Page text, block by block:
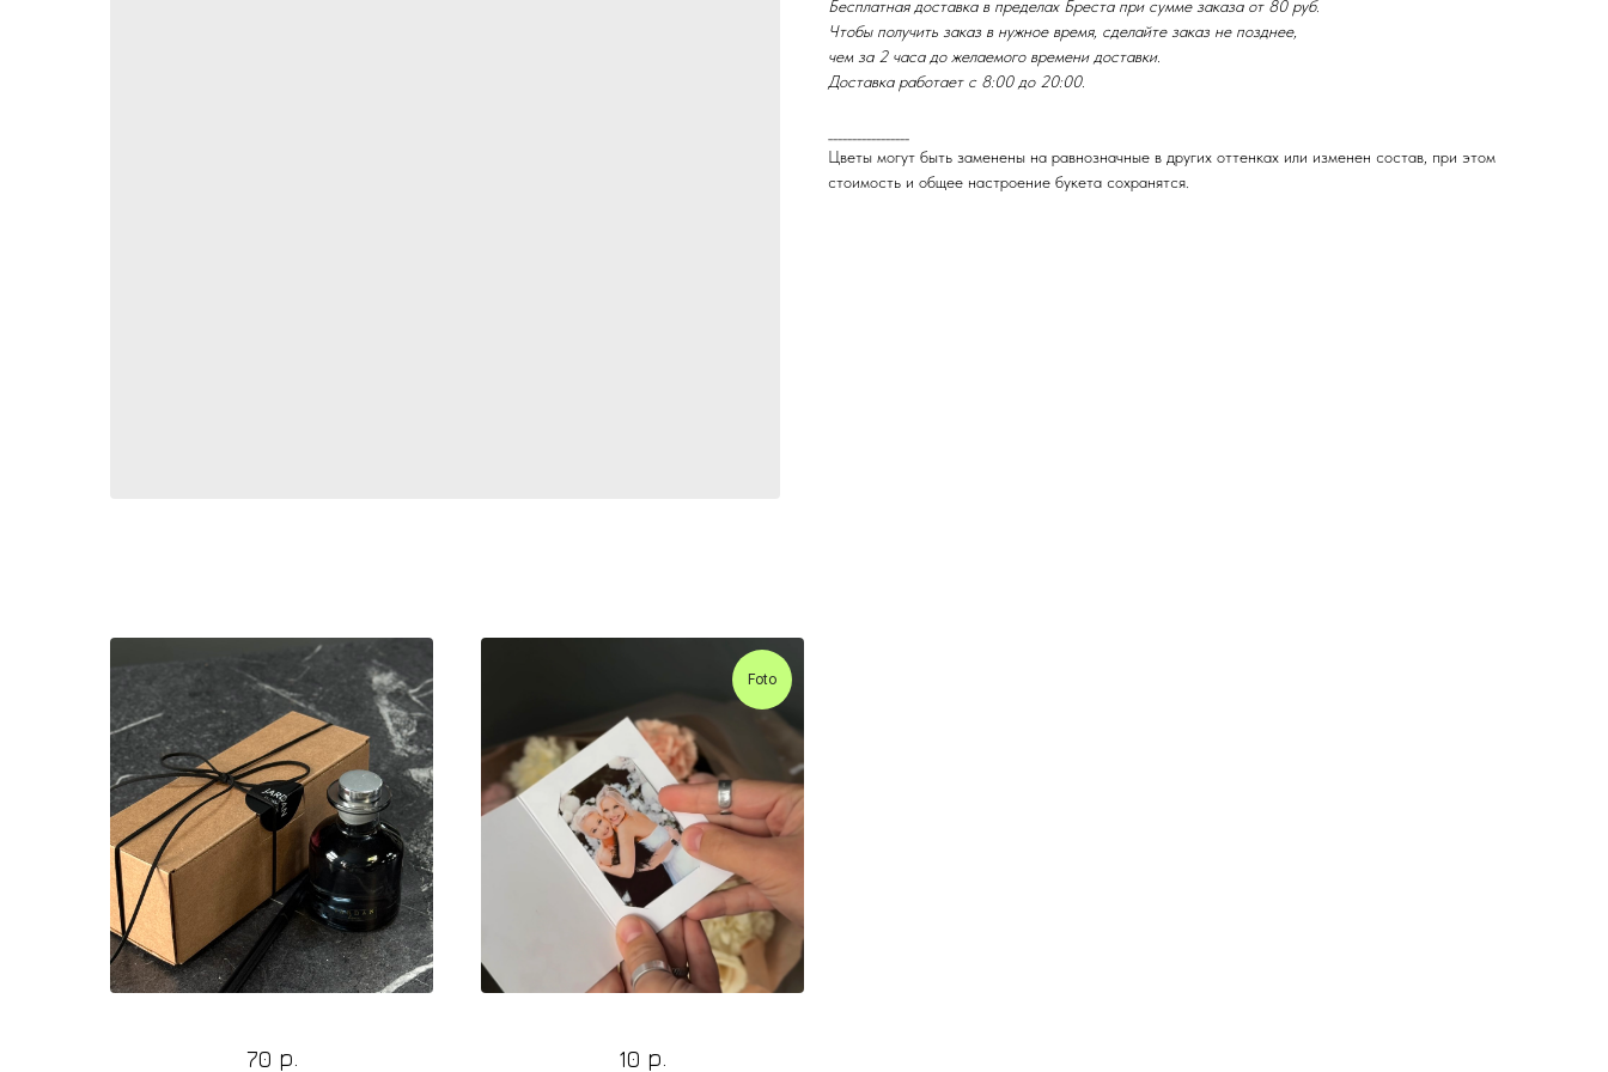
Бесплатная доставка в пределах Бреста при сумме заказа от 80 руб.
Чтобы получить заказ в нужное время, сделайте заказ не позднее,
чем за 2 часа до желаемого времени доставки.
Доставка работает с 8:00 до 20:00.
Цветы могут быть заменены на равнозначные в других оттенках или изменен состав, при этом
стоимость и общее настроение букета сохранятся.
70 р.
Foto
10 р.